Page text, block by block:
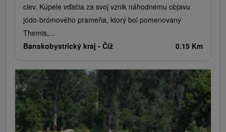
ciev. Kúpele vďačia za svoj vznik náhodnému objavu
jódo-brómového prameňa, ktorý bol pomenovaný
Themis,...
Banskobystrický kraj - Číž 0.15 Km